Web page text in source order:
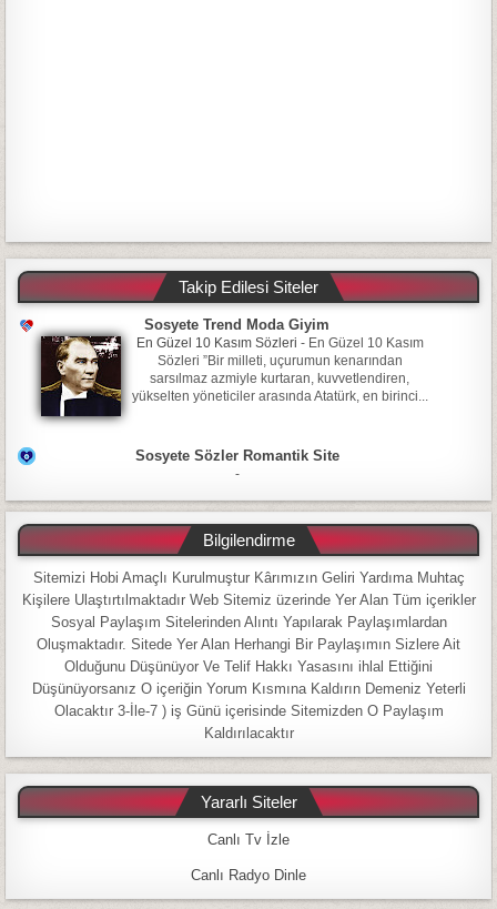
Takip Edilesi Siteler
Sosyete Trend Moda Giyim
En Güzel 10 Kasım Sözleri - En Güzel 10 Kasım
Sözleri ”Bir milleti, uçurumun kenarından
sarsılmaz azmiyle kurtaran, kuvvetlendiren,
yükselten yöneticiler arasında Atatürk, en birinci...
Sosyete Sözler Romantik Site
-
Bilgilendirme
Sitemizi Hobi Amaçlı Kurulmuştur Kârımızın Geliri Yardıma Muhtaç
Kişilere Ulaştırtılmaktadır Web Sitemiz üzerinde Yer Alan Tüm içerikler
Sosyal Paylaşım Sitelerinden Alıntı Yapılarak Paylaşımlardan
Oluşmaktadır. Sitede Yer Alan Herhangi Bir Paylaşımın Sizlere Ait
Olduğunu Düşünüyor Ve Telif Hakkı Yasasını ihlal Ettiğini
Düşünüyorsanız O içeriğin Yorum Kısmına Kaldırın Demeniz Yeterli
Olacaktır 3-İle-7 ) iş Günü içerisinde Sitemizden O Paylaşım
Kaldırılacaktır
Yararlı Siteler
Canlı Tv İzle
Canlı Radyo Dinle